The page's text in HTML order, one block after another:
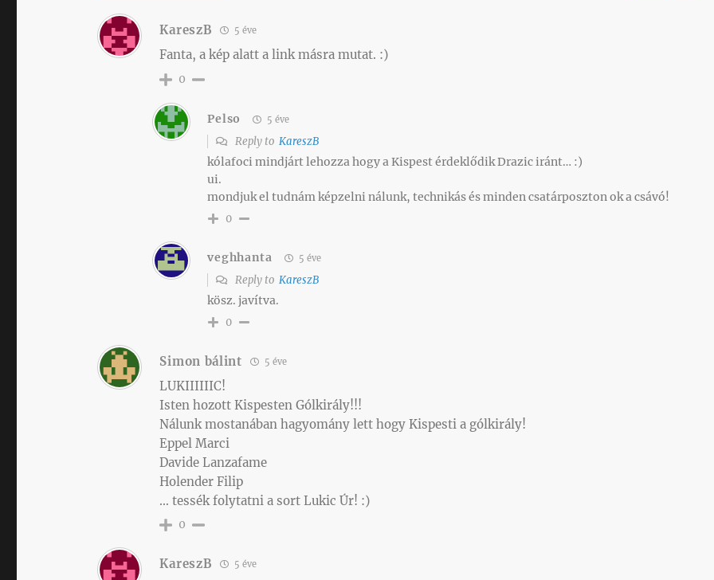
KareszB 5 éve
Fanta, a kép alatt a link másra mutat. :)
0
Pelso 5 éve
Reply toKareszB
kólafoci mindjárt lehozza hogy a Kispest érdeklődik Drazic iránt… :)
ui.
mondjuk el tudnám képzelni nálunk, technikás és minden csatárposzton ok a csávó!
0
veghhanta 5 éve
Reply toKareszB
kösz. javítva.
0
Simon bálint 5 éve
LUKIIIIIIC!
Isten hozott Kispesten Gólkirály!!!
Nálunk mostanában hagyomány lett hogy Kispesti a gólkirály!
Eppel Marci
Davide Lanzafame
Holender Filip
… tessék folytatni a sort Lukic Úr! :)
0
KareszB 5 éve